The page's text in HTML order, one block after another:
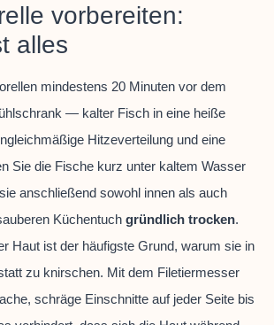
vorbereiten:
alles
mindestens 20 Minuten vor dem
— kalter Fisch in eine heiße
Hitzeverteilung und eine
Sie die Fische kurz unter kaltem Wasser
anschließend sowohl innen als auch
Küchentuch gründlich trocken.
Haut ist der häufigste Grund, warum sie in
zu knirschen. Mit dem Filetiermesser
schräge Einschnitte auf jeder Seite bis